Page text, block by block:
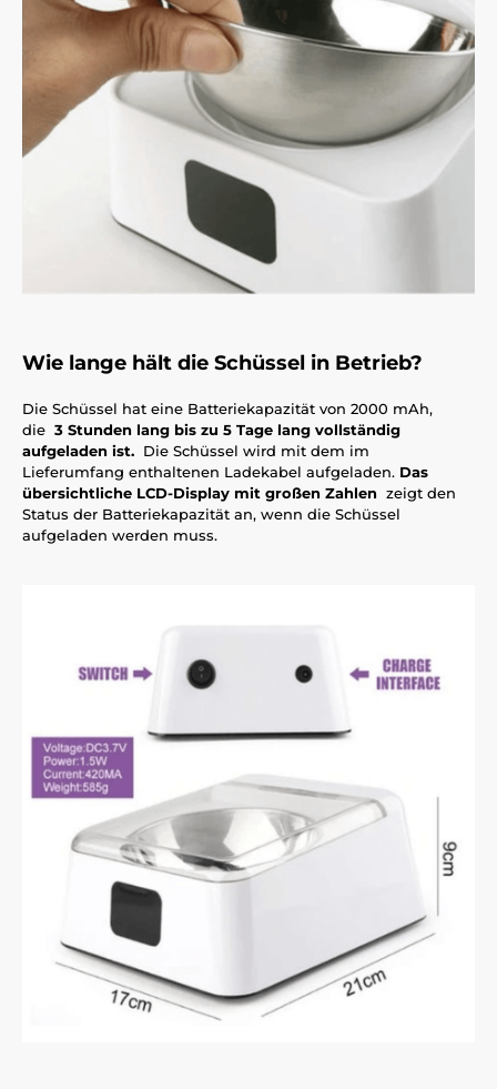
Wie lange hält die Schüssel in Betrieb?
Die Schüssel hat eine Batteriekapazität von 2000 mAh,
die 3 Stunden lang bis zu 5 Tage lang vollständig
aufgeladen ist. Die Schüssel wird mit dem im
Lieferumfang enthaltenen Ladekabel aufgeladen. Das
übersichtliche LCD-Display mit großen Zahlen zeigt den
Status der Batteriekapazität an, wenn die Schüssel
aufgeladen werden muss.